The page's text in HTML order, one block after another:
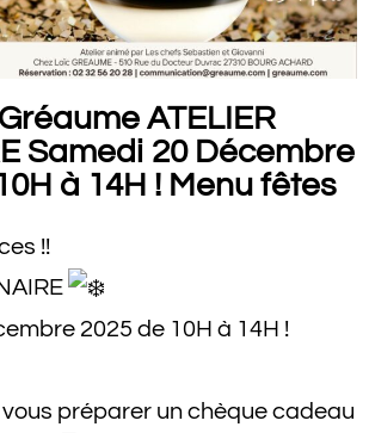
ATELIER
Samedi 20 Décembre
à 14H ! Menu fêtes
!!
2025 de 10H à 14H !
préparer un chèque cadeau